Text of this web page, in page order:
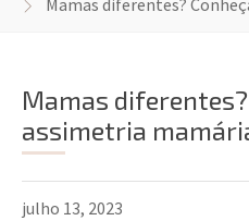
Mamas diferentes?
Mamas diferentes?
assimetria
julho 13, 2023